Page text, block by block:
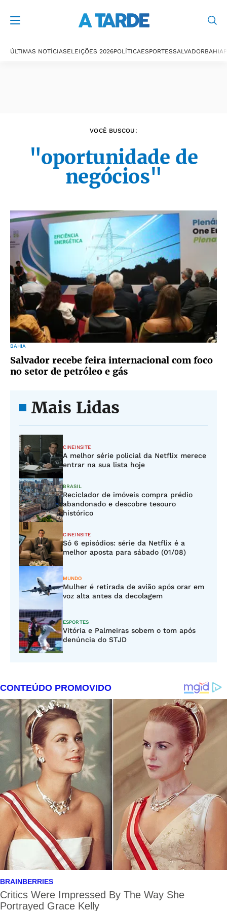
ÚLTIMAS NOTÍCIASELEIÇÕES 2026POLÍTICAESPORTESSALVADORBAHIA
VOCÊ BUSCOU:
"oportunidade de
negócios"
BAHIA
Salvador recebe feira internacional com foco
no setor de petróleo e gás
Mais Lidas
CINEINSITE
A melhor série policial da Netflix merece
entrar na sua lista hoje
BRASIL
Reciclador de imóveis compra prédio
abandonado e descobre tesouro
histórico
CINEINSITE
Só 6 episódios: série da Netflix é a
melhor aposta para sábado (01/08)
MUNDO
Mulher é retirada de avião após orar em
voz alta antes da decolagem
ESPORTES
Vitória e Palmeiras sobem o tom após
denúncia do STJD